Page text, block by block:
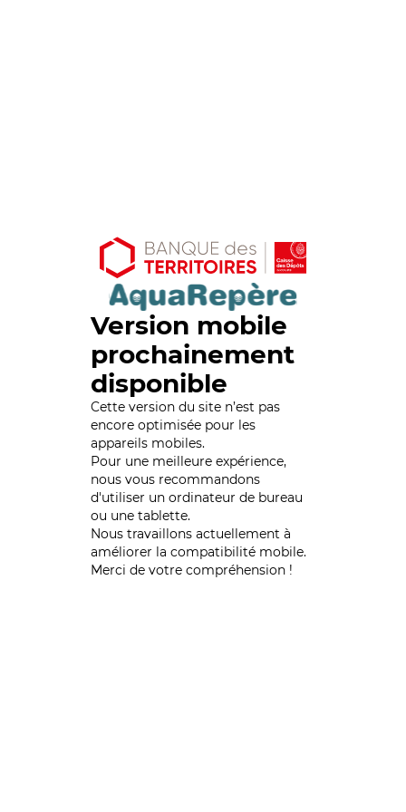
Version mobile
prochainement
disponible
Cette version du site n’est pas
encore optimisée pour les
appareils mobiles.
Pour une meilleure expérience,
nous vous recommandons
d'utiliser un ordinateur de bureau
ou une tablette.
Nous travaillons actuellement à
améliorer la compatibilité mobile.
Merci de votre compréhension !